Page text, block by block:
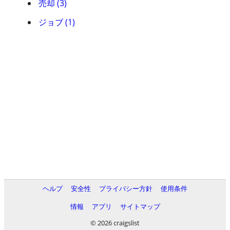
売却 (3)
ジョブ (1)
ヘルプ 安全性 プライバシー方針
使用条件
情報
アプリ
サイトマップ
© 2026 craigslist